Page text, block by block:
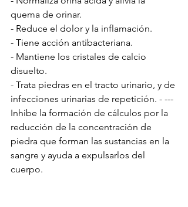
quema de orinar.
- Reduce el dolor y la inflamación.
- Tiene acción antibacteriana.
- Mantiene los cristales de calcio
disuelto.
- Trata piedras en el tracto urinario, y de
infecciones urinarias de repetición. - ---
Inhibe la formación de cálculos por la
reducción de la concentración de
piedra que forman las sustancias en la
sangre y ayuda a expulsarlos del
cuerpo.